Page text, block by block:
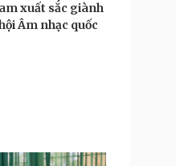
xuất sắc giành
Âm nhạc quốc